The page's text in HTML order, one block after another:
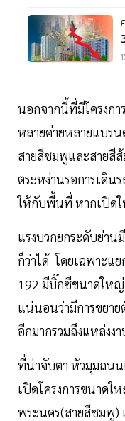
นอกจากนี้ที่มีโครงก
หลายค่ายหลายแบร
สายสีชมพูและสายสี
ตระหง่านรอการเดิน
ให้กับพื้นที่ หากเปิดใ
แรงบวกยกระดับย่าน
ก็ว่าได้ โดยเฉพาะแ
192 มีบิ๊กซีขนาดให
แน่นอนว่ามีการขยาย
อีกมากรวมถึงแหล่งง
ที่น่าจับตา หัวมุมถน
เปิดโครงการขนาดใ
พระนคร(สายสีชมพู)